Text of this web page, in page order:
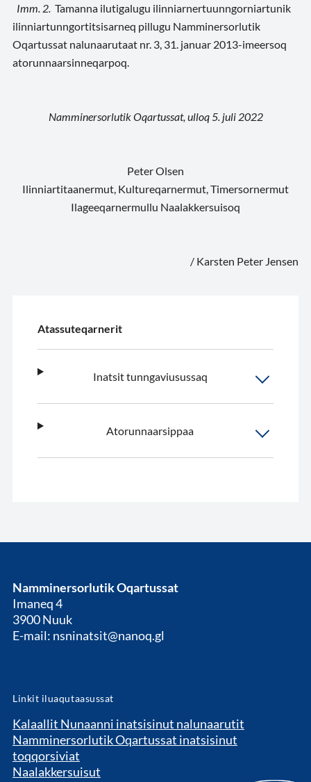
Imm. 2. Tamanna ilutigalugu ilinniarnertuunngorniartunik
ilinniartunngortitsisarneq pillugu Namminersorlutik
Oqartussat nalunaarutaat nr. 3, 31. januar 2013-imeersoq
atorunnaarsinneqarpoq.
Namminersorlutik Oqartussat, ulloq 5. juli 2022
Peter Olsen
Ilinniartitaanermut, Kultureqarnermut, Timersornermut
Ilageeqarnermullu Naalakkersuisoq
/ Karsten Peter Jensen
Atassuteqarnerit
Inatsit tunngaviusussaq
Atorunnaarsippaa
Namminersorlutik Oqartussat
Imaneq 4
3900 Nuuk
E-mail: nsninatsit@nanoq.gl
Linkit iluaqutaasussat
Kalaallit Nunaanni inatsisinut nalunaarutit
Namminersorlutik Oqartussat inatsisinut
toqqorsiviat
Naalakkersuisut